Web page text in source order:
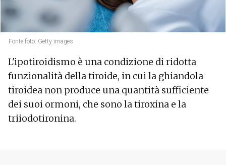
Fonte foto: Getty images
L'ipotiroidismo è una condizione di ridotta
funzionalità della tiroide, in cui la ghiandola
tiroidea non produce una quantità sufficiente
dei suoi ormoni, che sono la tiroxina e la
triiodotironina.